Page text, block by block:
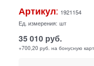
Артикул: 1921154
Ед. измерения: шт
35 010 руб.
+700,20 руб. на бонусную